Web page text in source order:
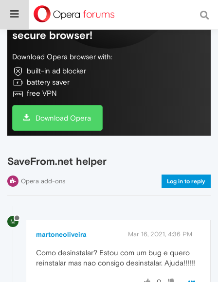
Do more on the web, with a fast and
secure browser!
Download Opera browser with:
built-in ad blocker
battery saver
free VPN
Download Opera
SaveFrom.net helper
Opera add-ons Log in to reply
M
martoneoliveira Mar 16, 2021, 4:36 PM
Como desinstalar? Estou com um bug e quero
reinstalar mas nao consigo desinstalar. Ajuda!!!!!!